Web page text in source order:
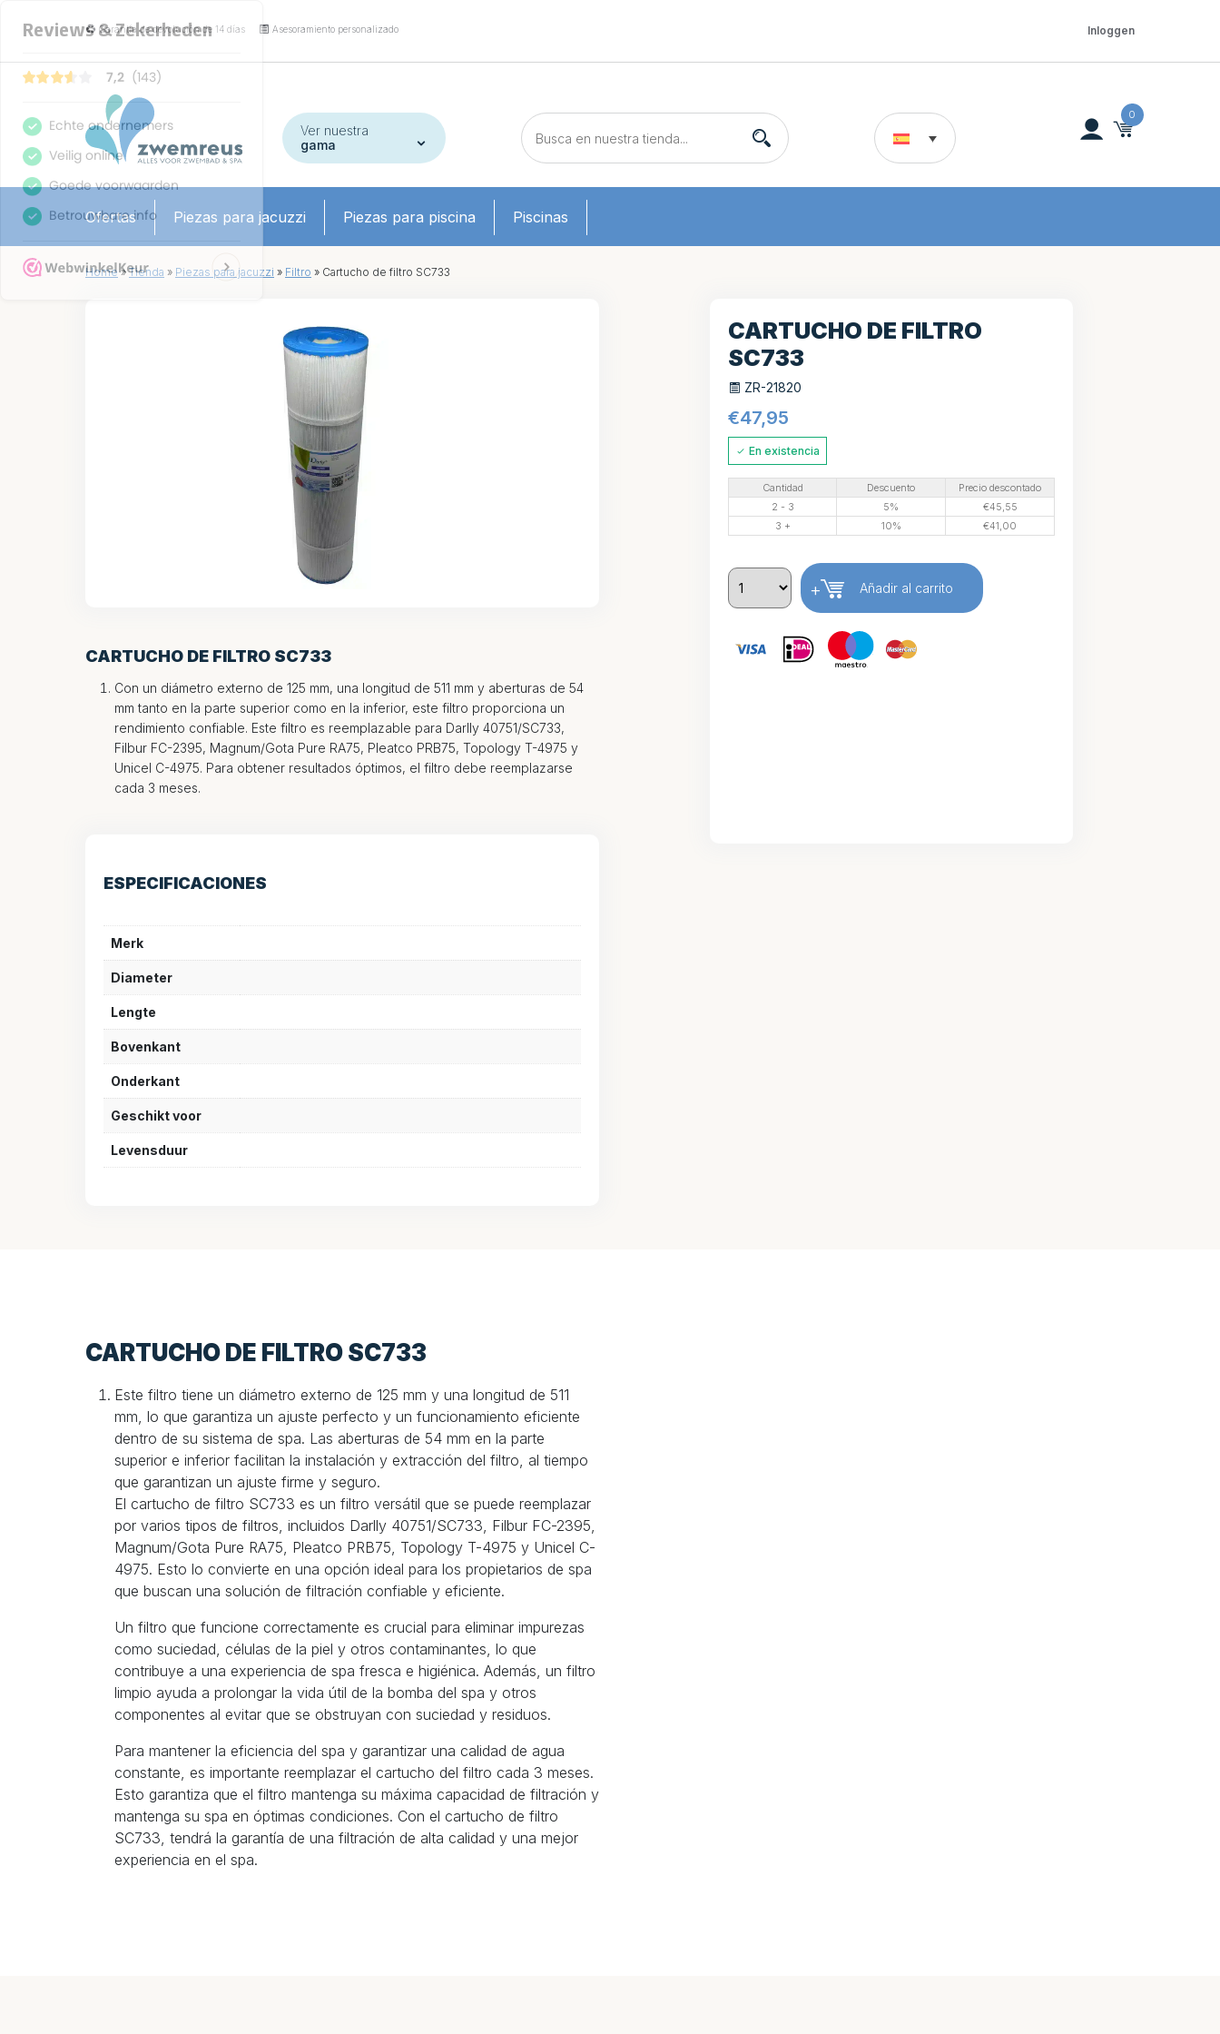
Garantía de devolución de 14 días Asesoramiento personalizado Inloggen
Ver nuestra
gama
0
Ofertas Piezas para jacuzzi Piezas para piscina Piscinas
Home » Tienda » Piezas para jacuzzi » Filtro » Cartucho de filtro SC733
CARTUCHO DE FILTRO SC733
Con un diámetro externo de 125 mm, una longitud de 511 mm y aberturas de 54
mm tanto en la parte superior como en la inferior, este filtro proporciona un
rendimiento confiable. Este filtro es reemplazable para Darlly 40751/SC733,
Filbur FC-2395, Magnum/Gota Pure RA75, Pleatco PRB75, Topology T-4975 y
Unicel C-4975. Para obtener resultados óptimos, el filtro debe reemplazarse
cada 3 meses.
ESPECIFICACIONES
Merk
Diameter
Lengte
Bovenkant
Onderkant
Geschikt voor
Levensduur
CARTUCHO DE FILTRO
SC733
ZR-21820
€47,95
En existencia
Cantidad Descuento
Precio descontado
2 - 3
5% €45,55
3 +
10% €41,00
+ Añadir al carrito
CARTUCHO DE FILTRO SC733
Este filtro tiene un diámetro externo de 125 mm y una longitud de 511
mm, lo que garantiza un ajuste perfecto y un funcionamiento eficiente
dentro de su sistema de spa. Las aberturas de 54 mm en la parte
superior e inferior facilitan la instalación y extracción del filtro, al tiempo
que garantizan un ajuste firme y seguro.
El cartucho de filtro SC733 es un filtro versátil que se puede reemplazar
por varios tipos de filtros, incluidos Darlly 40751/SC733, Filbur FC-2395,
Magnum/Gota Pure RA75, Pleatco PRB75, Topology T-4975 y Unicel C-
4975. Esto lo convierte en una opción ideal para los propietarios de spa
que buscan una solución de filtración confiable y eficiente.
Un filtro que funcione correctamente es crucial para eliminar impurezas
como suciedad, células de la piel y otros contaminantes, lo que
contribuye a una experiencia de spa fresca e higiénica. Además, un filtro
limpio ayuda a prolongar la vida útil de la bomba del spa y otros
componentes al evitar que se obstruyan con suciedad y residuos.
Para mantener la eficiencia del spa y garantizar una calidad de agua
constante, es importante reemplazar el cartucho del filtro cada 3 meses.
Esto garantiza que el filtro mantenga su máxima capacidad de filtración y
mantenga su spa en óptimas condiciones. Con el cartucho de filtro
SC733, tendrá la garantía de una filtración de alta calidad y una mejor
experiencia en el spa.